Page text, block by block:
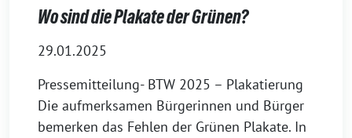
Wo sind die Plakate der Grünen?
29.01.2025
Pressemitteilung- BTW 2025 – Plakatierung
Die aufmerksamen Bürgerinnen und Bürger
bemerken das Fehlen der Grünen Plakate. In